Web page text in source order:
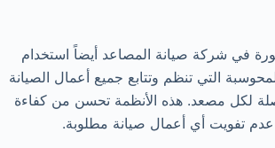
في شركة صيانة المصاعد أيضاً استخدام
التي تنظم وتتابع جميع أعمال الصيانة
لكل مصعد. هذه الأنظمة تحسن من كفاءة
عدم تفويت أي أعمال صيانة مطلوبة.